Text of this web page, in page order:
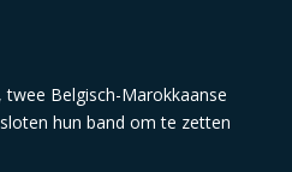
twee Belgisch-Marokkaanse
hun band om te zetten